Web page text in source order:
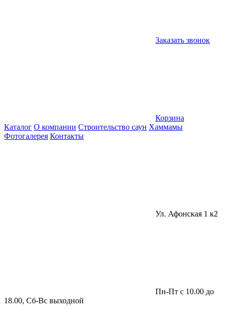
Заказать звонок
Корзина
Каталог О компании Строительство саун Хаммамы
Фотогалерея Контакты
Ул. Афонская 1 к2
Пн-Пт с 10.00 до
18.00, Сб-Вс выходной